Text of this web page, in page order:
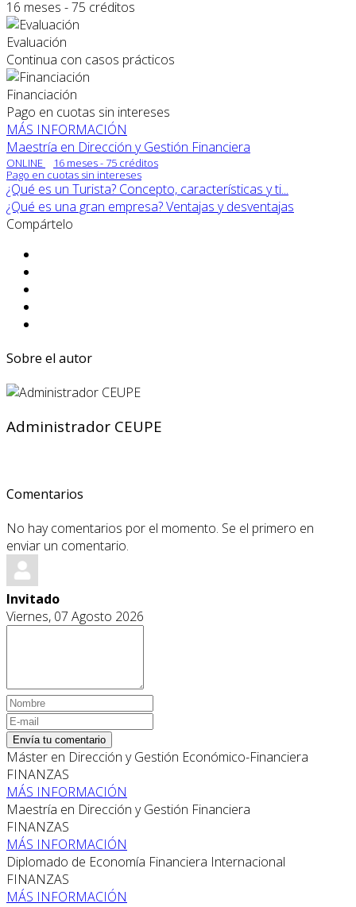
16 meses - 75 créditos
Evaluación
Continua con casos prácticos
Financiación
Pago en cuotas sin intereses
MÁS INFORMACIÓN
Maestría en Dirección y Gestión Financiera
ONLINE
16 meses - 75 créditos
Pago en cuotas sin intereses
¿Qué es un Turista? Concepto, características y ti...
¿Qué es una gran empresa? Ventajas y desventajas
Compártelo
Sobre el autor
Administrador CEUPE
Comentarios
No hay comentarios por el momento. Se el primero en
enviar un comentario.
Invitado
Viernes, 07 Agosto 2026
Envía tu comentario
Máster en Dirección y Gestión Económico-Financiera
FINANZAS
MÁS INFORMACIÓN
Maestría en Dirección y Gestión Financiera
FINANZAS
MÁS INFORMACIÓN
Diplomado de Economía Financiera Internacional
FINANZAS
MÁS INFORMACIÓN